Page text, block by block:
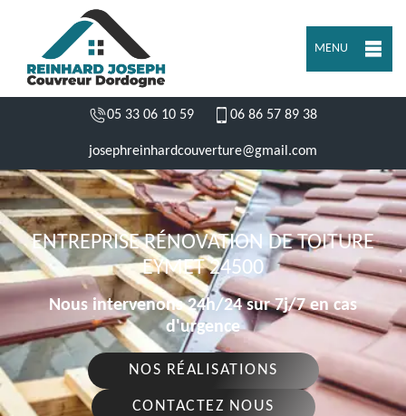
MENU
05 33 06 10 59 06 86 57 89 38
josephreinhardcouverture@gmail.com
ENTREPRISE RÉNOVATION DE TOITURE
EYMET 24500
Nous intervenons 24h/24 sur 7j/7 en cas
d'urgence
NOS RÉALISATIONS
CONTACTEZ NOUS